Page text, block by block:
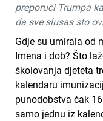
preporuci Trumpa
da sve slusas sto
Gdje su umirala od
Imena i dob? Što
školovanja djeteta
kalendaru
punodobstva čak
samo jednu iz